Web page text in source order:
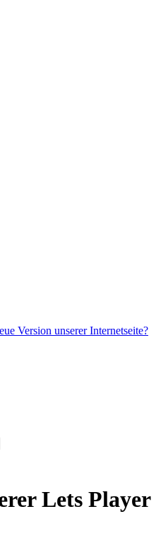
Version unserer Internetseite?
Lets Player